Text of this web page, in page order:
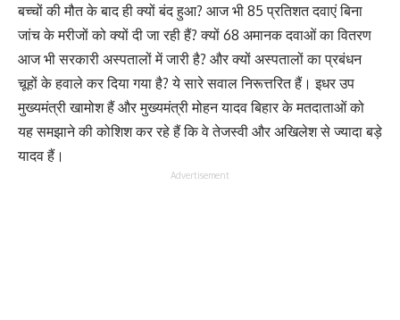
बच्चों की मौत के बाद ही क्यों बंद हुआ? आज भी 85 प्रतिशत दवाएं बिना
जांच के मरीजों को क्यों दी जा रही हैं? क्यों 68 अमानक दवाओं का वितरण
आज भी सरकारी अस्पतालों में जारी है? और क्यों अस्पतालों का प्रबंधन
चूहों के हवाले कर दिया गया है? ये सारे सवाल निरूत्तरित हैं। इधर उप
मुख्यमंत्री खामोश हैं और मुख्यमंत्री मोहन यादव बिहार के मतदाताओं को
यह समझाने की कोशिश कर रहे हैं कि वे तेजस्वी और अखिलेश से ज्यादा बड़े
यादव हैं।
Advertisement